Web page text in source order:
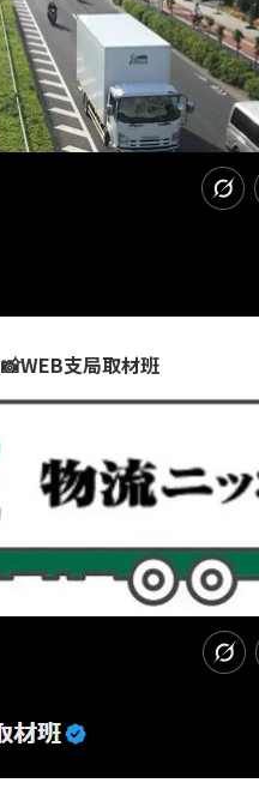
📸WEB支局取材班